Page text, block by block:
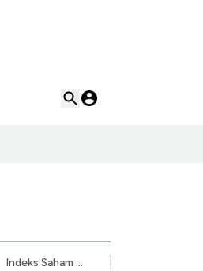
Indeks Saham Syariah Indonesia